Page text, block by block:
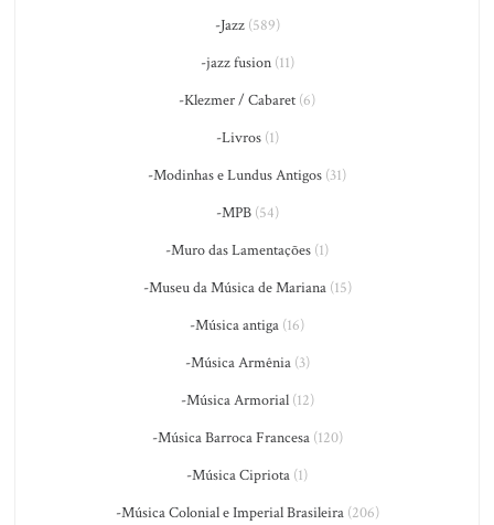
-Jazz(589)
-jazz fusion(11)
-Klezmer / Cabaret (6)
-Livros(1)
-Modinhas e Lundus Antigos (31)
-MPB(54)
-Muro das Lamentações (1)
-Museu da Música de Mariana(15)
-Música antiga (16)
-Música Armênia(3)
-Música Armorial(12)
-Música Barroca Francesa(120)
-Música Cipriota (1)
-Música Colonial e Imperial Brasileira(206)